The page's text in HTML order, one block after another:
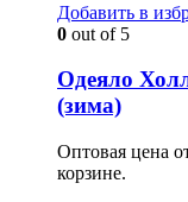
Добавить в
0 out of 5
Одеяло
(зима)
Оптовая цена
корзине.